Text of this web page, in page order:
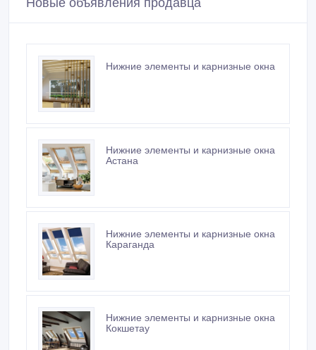
Новые объявления продавца
Нижние элементы и карнизные окна
Нижние элементы и карнизные окна
Астана
Нижние элементы и карнизные окна
Караганда
Нижние элементы и карнизные окна
Кокшетау